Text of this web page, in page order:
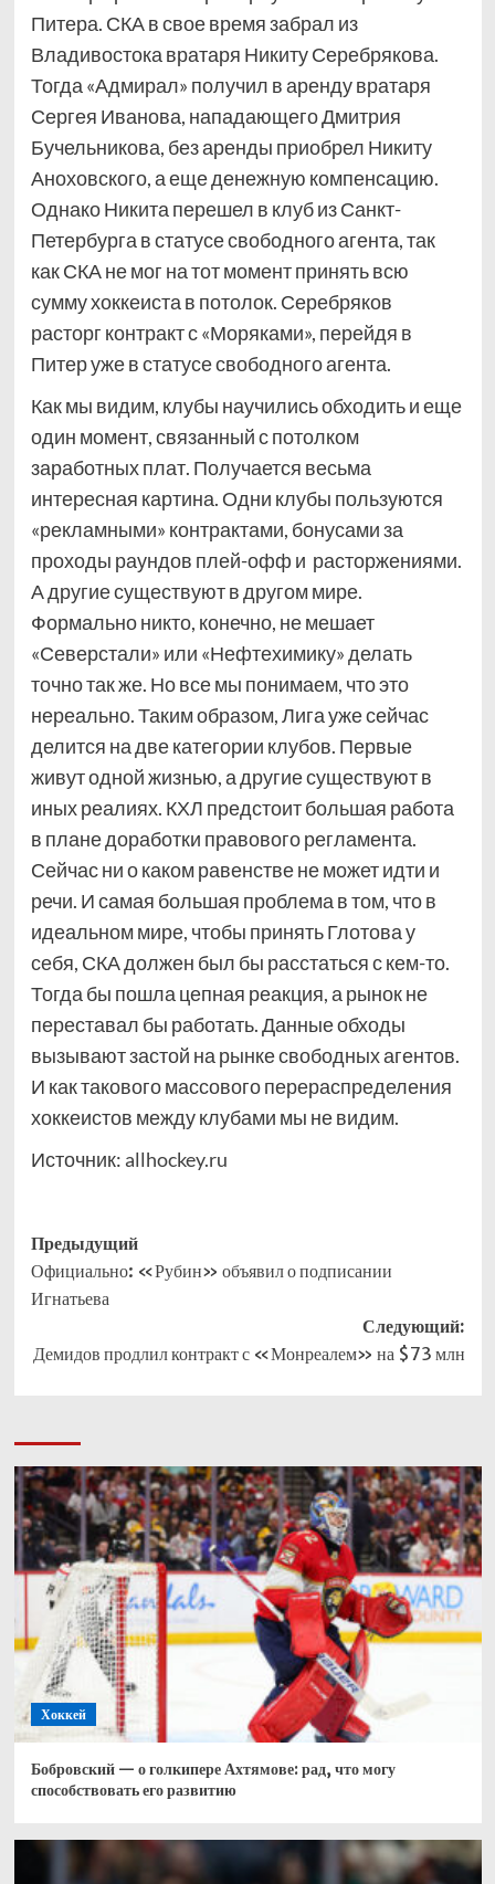
Питера. СКА в свое время забрал из
Владивостока вратаря Никиту Серебрякова.
Тогда «Адмирал» получил в аренду вратаря
Сергея Иванова, нападающего Дмитрия
Бучельникова, без аренды приобрел Никиту
Аноховского, а еще денежную компенсацию.
Однако Никита перешел в клуб из Санкт-
Петербурга в статусе свободного агента, так
как СКА не мог на тот момент принять всю
сумму хоккеиста в потолок. Серебряков
расторг контракт с «Моряками», перейдя в
Питер уже в статусе свободного агента.
Как мы видим, клубы научились обходить и еще
один момент, связанный с потолком
заработных плат. Получается весьма
интересная картина. Одни клубы пользуются
«рекламными» контрактами, бонусами за
проходы раундов плей-офф и расторжениями.
А другие существуют в другом мире.
Формально никто, конечно, не мешает
«Северстали» или «Нефтехимику» делать
точно так же. Но все мы понимаем, что это
нереально. Таким образом, Лига уже сейчас
делится на две категории клубов. Первые
живут одной жизнью, а другие существуют в
иных реалиях. КХЛ предстоит большая работа
в плане доработки правового регламента.
Сейчас ни о каком равенстве не может идти и
речи. И самая большая проблема в том, что в
идеальном мире, чтобы принять Глотова у
себя, СКА должен был бы расстаться с кем-то.
Тогда бы пошла цепная реакция, а рынок не
переставал бы работать. Данные обходы
вызывают застой на рынке свободных агентов.
И как такового массового перераспределения
хоккеистов между клубами мы не видим.
Источник: allhockey.ru
Навигация
записи
Предыдущий
Официально: «Рубин» объявил о подписании
Игнатьева
Следующий:
Демидов продлил контракт с «Монреалем» на $73 млн
Хоккей
Бобровский — о голкипере Ахтямове: рад, что могу
способствовать его развитию